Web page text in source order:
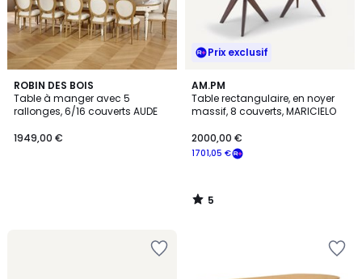
ROBIN DES BOIS
Table à manger avec 5
rallonges, 6/16 couverts AUDE
1949,00 €
Prix exclusif
AM.PM
Table rectangulaire, en noyer
massif, 8 couverts, MARICIELO
1701,05 €
2000,00 €
5
/
5
5
/